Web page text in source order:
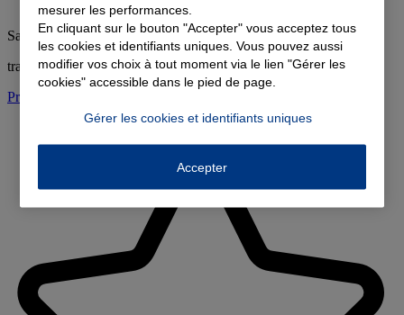
Samedi: Fermé
tram ligne 5 arrêt du 8 mai 1945
Prendre rendez-vous à l'agence
mesurer les performances.
En cliquant sur le bouton "Accepter" vous acceptez tous
les cookies et identifiants uniques. Vous pouvez aussi
modifier vos choix à tout moment via le lien "Gérer les
cookies" accessible dans le pied de page.
Gérer les cookies et identifiants uniques
Accepter